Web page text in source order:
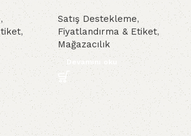
,
,
Satış Destekleme,
Fiyatlandırma & Etiket,
Mağazacılık
Devamını oku